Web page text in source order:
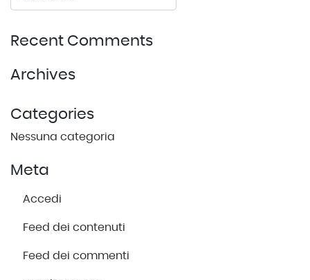
Recent Comments
Archives
Categories
Nessuna categoria
Meta
Accedi
Feed dei contenuti
Feed dei commenti